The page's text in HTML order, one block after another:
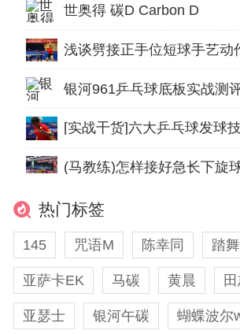
世奥得 碳D Carbon D
浅谈劈接正手位短球手艺动
银河961乒乓球底板实战测
[实战干货]六大乒乓球发球
热门标签
145 咒语M 陈幸同 踏舞
亚萨卡EK 马碳 黄晨
亚瑟士 银河午碳 蝴蝶波尔